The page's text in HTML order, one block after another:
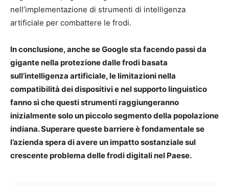
nell’implementazione di strumenti di intelligenza
artificiale per combattere le frodi.
In conclusione, anche se Google sta facendo passi da
gigante nella protezione dalle frodi basata
sull’intelligenza artificiale, le limitazioni nella
compatibilità dei dispositivi e nel supporto linguistico
fanno sì che questi strumenti raggiungeranno
inizialmente solo un piccolo segmento della popolazione
indiana. Superare queste barriere è fondamentale se
l’azienda spera di avere un impatto sostanziale sul
crescente problema delle frodi digitali nel Paese.